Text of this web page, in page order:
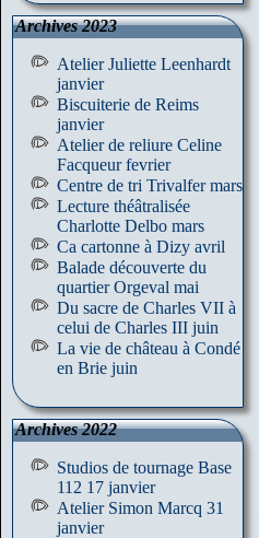
Archives 2023
Atelier Juliette Leenhardt
janvier
Biscuiterie de Reims
janvier
Atelier de reliure Celine
Facqueur fevrier
Centre de tri Trivalfer mars
Lecture théâtralisée
Charlotte Delbo mars
Ca cartonne à Dizy avril
Balade découverte du
quartier Orgeval mai
Du sacre de Charles VII à
celui de Charles III juin
La vie de château à Condé
en Brie juin
Archives 2022
Studios de tournage Base
112 17 janvier
Atelier Simon Marcq 31
janvier